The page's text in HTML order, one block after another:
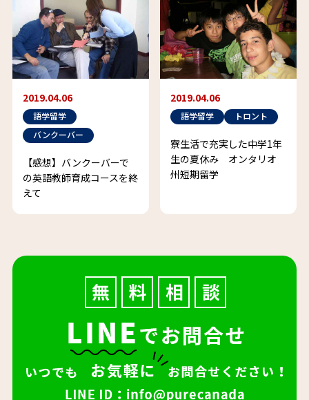
2019.04.06
語学留学
バンクーバー
【感想】バンクーバーで
の英語教師育成コースを終
えて
2019.04.06
語学留学 トロント
寮生活で充実した中学1年
生の夏休み オンタリオ
州短期留学